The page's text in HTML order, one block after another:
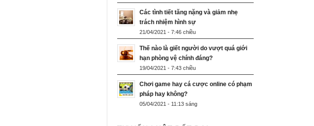
Các tình tiết tăng nặng và giảm nhẹ
trách nhiệm hình sự
21/04/2021 - 7:46 chiều
Thế nào là giết người do vượt quá giới
hạn phòng vệ chính đáng?
19/04/2021 - 7:43 chiều
Chơi game hay cá cược online có phạm
pháp hay không?
05/04/2021 - 11:13 sáng